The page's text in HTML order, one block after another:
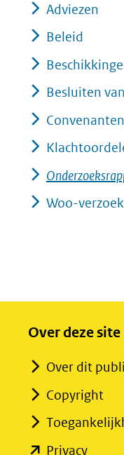
Adviezen
Beleid
Besluiten
Convenanten
Woo-
Over deze site
Over dit
Copyright
Privacy(opent